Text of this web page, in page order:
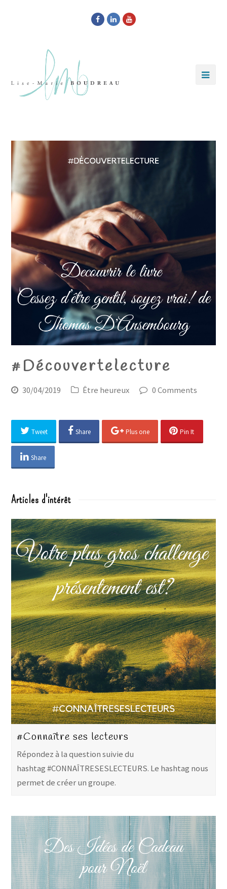
Facebook
LinkedInYoutube
#Découvertelecture
30/04/2019 Être heureux 0 Comments
Tweet Share Plus one Pin It
Share
Articles d'intérêt
#Connaître ses lecteurs
Répondez à la question suivie du
hashtag #CONNAÎTRESESLECTEURS. Le hashtag nous
permet de créer un groupe.